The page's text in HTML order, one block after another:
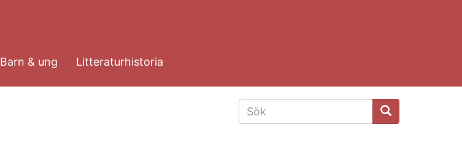
Barn & ung Litteraturhistoria
SÖKFORMULÄR